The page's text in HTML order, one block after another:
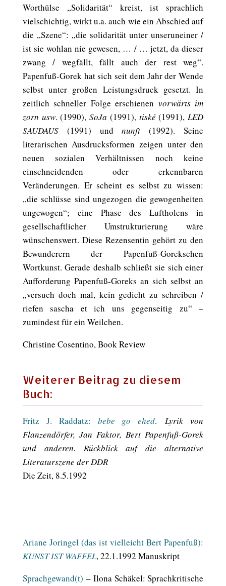
Worthülse „Solidarität“ kreist, ist sprachlich
vielschichtig, wirkt u.a. auch wie ein Abschied auf
die „Szene“: „die solidarität unter unseruneiner /
ist sie wohlan nie gewesen, … / … jetzt, da dieser
zwang / wegfällt, fällt auch der rest weg“.
Papenfuß-Gorek hat sich seit dem Jahr der Wende
selbst unter großen Leistungsdruck gesetzt. In
zeitlich schneller Folge erschienen vorwärts im
zorn usw. (1990),SoJa (1991), tiské(1991),LED
SAUDAUS(1991) undnunft (1992). Seine
literarischen Ausdrucksformen zeigen unter den
neuen sozialen Verhältnissen noch keine
einschneidenden oder erkennbaren
Veränderungen. Er scheint es selbst zu wissen:
„die schlüsse sind ungezogen die gewogenheiten
ungewogen“; eine Phase des Luftholens in
gesellschaftlicher Umstrukturierung wäre
wünschenswert. Diese Rezensentin gehört zu den
Bewunderern der Papenfuß-Gorekschen
Wortkunst. Gerade deshalb schließt sie sich einer
Aufforderung Papenfuß-Goreks an sich selbst an
„versuch doch mal, kein gedicht zu schreiben /
riefen sascha et ich uns gegenseitig zu“ –
zumindest für ein Weilchen.
Christine Cosentino, Book Review
Weiterer Beitrag zu diesem
Buch:
Fritz J. Raddatz: bebe go ehed. Lyrik von
Flanzendörfer, Jan Faktor, Bert Papenfuß-Gorek
und anderen. Rückblick auf die alternative
Literaturszene der DDR
Die Zeit, 8.5.1992
Ariane Joringel (das ist vielleicht Bert Papenfuß):
KUNST IST WAFFEL, 22.1.1992 Manuskript
Sprachgewand(t) – Ilona Schäkel: Sprachkritische